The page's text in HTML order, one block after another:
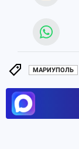
МАРИУПОЛЬ